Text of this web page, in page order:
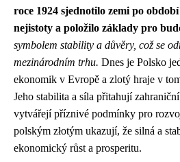
roce 1924 sjednotilo zemi po
nejistoty a položilo základy pro
symbolem stability a důvěry, což se
mezinárodním trhu. Dnes je Polsko
ekonomik v Evropě a zlotý hraje v
Jeho stabilita a síla přitahují
vytvářejí příznivé podmínky pro
polským złotým ukazují, že silná a
ekonomický růst a prosperitu.